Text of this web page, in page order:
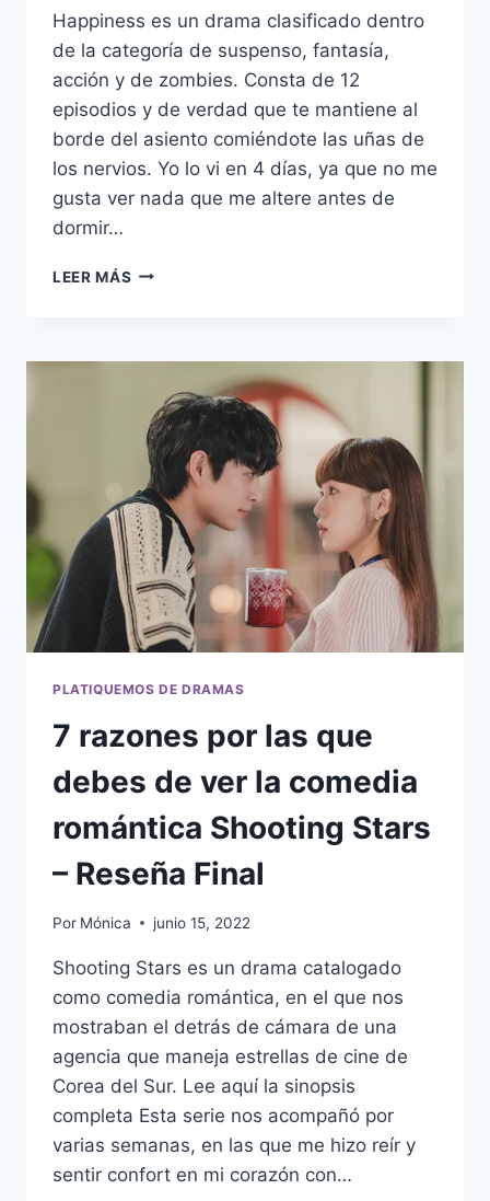
Happiness es un drama clasificado dentro
de la categoría de suspenso, fantasía,
acción y de zombies. Consta de 12
episodios y de verdad que te mantiene al
borde del asiento comiéndote las uñas de
los nervios. Yo lo vi en 4 días, ya que no me
gusta ver nada que me altere antes de
dormir…
LEER MÁS 3
EL
THRILLER
HAPPINESS
RESEÑA
FINAL
PLATIQUEMOS DE DRAMAS
7 razones por las que
debes de ver la comedia
romántica Shooting Stars
– Reseña Final
Por Mónica junio 15, 2022
Shooting Stars es un drama catalogado
como comedia romántica, en el que nos
mostraban el detrás de cámara de una
agencia que maneja estrellas de cine de
Corea del Sur. Lee aquí la sinopsis
completa Esta serie nos acompañó por
varias semanas, en las que me hizo reír y
sentir confort en mi corazón con…